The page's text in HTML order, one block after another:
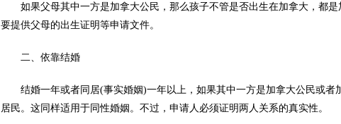
如果父母其中一方是加拿大公民，那么孩子不管是否出生在加拿大，都是
要提供父母的出生证明等申请文件。
二、依靠结婚
结婚一年或者同居(事实婚姻)一年以上，如果其中一方是加拿大公民或者
居民。这同样适用于同性婚姻。不过，申请人必须证明两人关系的真实性。